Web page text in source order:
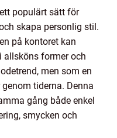
populärt sätt för
skapa personlig stil.
på kontoret kan
allsköns former och
men som en
tiderna. Denna
gång både enkel
smycken och